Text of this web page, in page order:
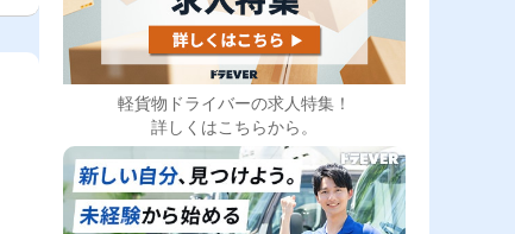
軽貨物ドライバーの求人特集！
詳しくはこちらから。